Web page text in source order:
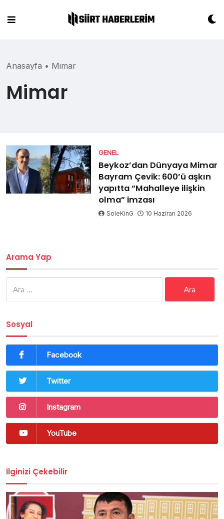
content
Anasayfa • Mimar
Mimar
GENEL
Beykoz’dan Dünyaya Mimar
Bayram Çevik: 600’ü aşkın
yapıtta “Mahalleye ilişkin
olma” imzası
SoleKinG 10 Haziran 2026
Arama Yap
Sosyal
Facebook
Twitter
Instagram
YouTube
İlginizi Çekebilir